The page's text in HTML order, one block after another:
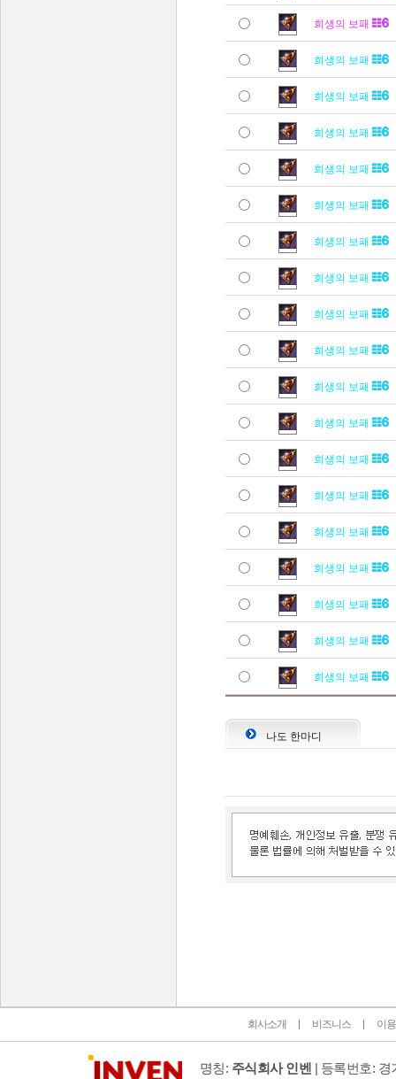
희생의 보패
희생의 보패
희생의 보패
희생의 보패
희생의 보패
희생의 보패
희생의 보패
희생의 보패
희생의 보패
희생의 보패
희생의 보패
희생의 보패
희생의 보패
희생의 보패
희생의 보패
희생의 보패
희생의 보패
희생의 보패
희생의 보패
나도 한마디
회사소개 비즈니스 이
명칭: 주식회사 인벤 | 등록번호: 경